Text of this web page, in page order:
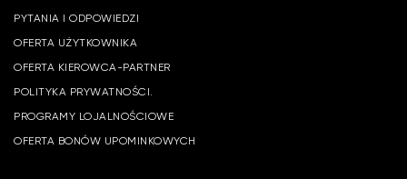
PYTANIA I ODPOWIEDZI
OFERTA UŻYTKOWNIKA
OFERTA KIEROWCA-PARTNER
POLITYKA PRYWATNOŚCI.
PROGRAMY LOJALNOŚCIOWE
OFERTA BONÓW UPOMINKOWYCH